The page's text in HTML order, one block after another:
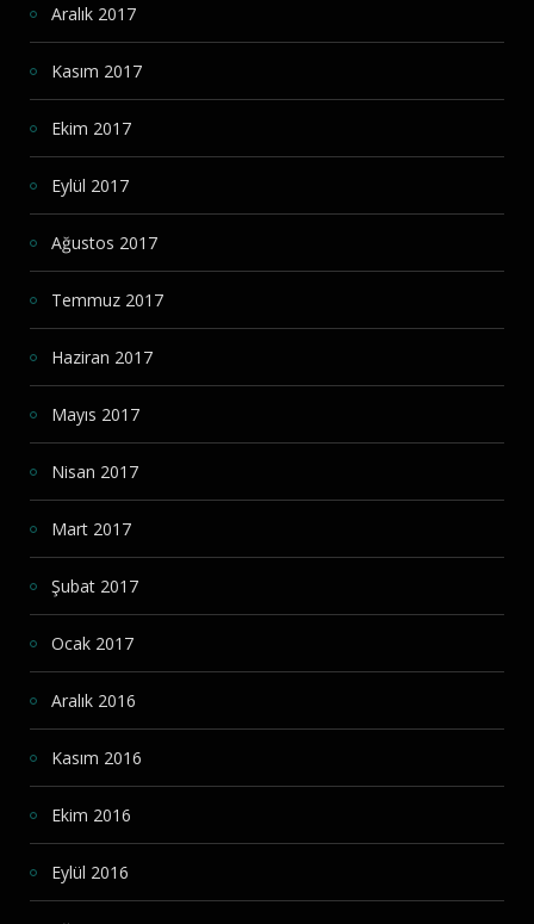
Aralık 2017
Kasım 2017
Ekim 2017
Eylül 2017
Ağustos 2017
Temmuz 2017
Haziran 2017
Mayıs 2017
Nisan 2017
Mart 2017
Şubat 2017
Ocak 2017
Aralık 2016
Kasım 2016
Ekim 2016
Eylül 2016